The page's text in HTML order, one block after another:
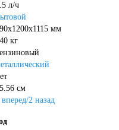
л/ч
мм
кг
см
вперед/2 назад